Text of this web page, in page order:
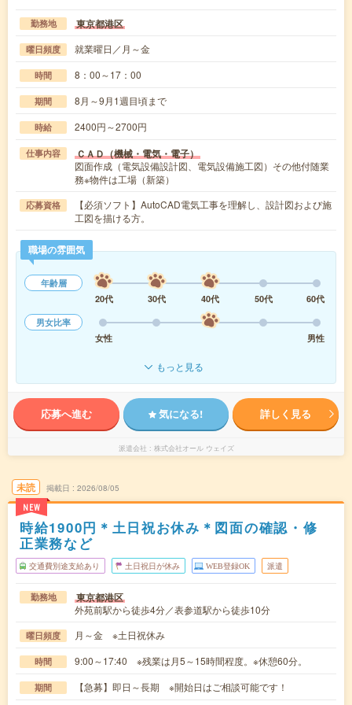
勤務地 東京都港区
曜日頻度 就業曜日／月～金
時間 8：00～17：00
期間 8月～9月1週目頃まで
時給 2400円～2700円
仕事内容 ＣＡＤ（機械・電気・電子）
図面作成（電気設備設計図、電気設備施工図）その他付随業
務※物件は工場（新築）
応募資格
【必須ソフト】AutoCAD電気工事を理解し、設計図および施
工図を描ける方。
職場の雰囲気
年齢層
20代
30代 40代 50代
60代
男女比率
女性
男性
もっと見る
応募へ進む 気になる! 詳しく見る
派遣会社 株式会社オール ウェイズ
未読
NEW
掲載日 2026/08/05
時給1900円＊土日祝お休み＊図面の確認・修
正業務など
交通費別途支給あり 土日祝日が休み WEB登録OK 派遣
勤務地 東京都港区
外苑前駅から徒歩4分／表参道駅から徒歩10分
曜日頻度 月～金 ※土日祝休み
時間 9:00～17:40 ※残業は月5～15時間程度。※休憩60分。
期間 【急募】即日～長期 ※開始日はご相談可能です！